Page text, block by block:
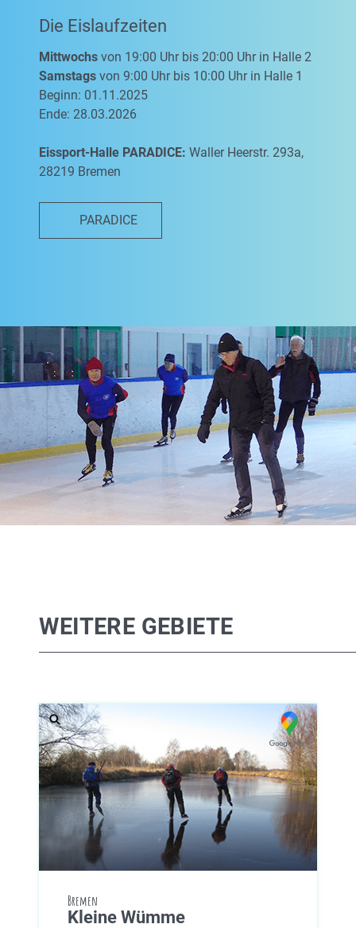
Die Eislaufzeiten
Mittwochs von 19:00 Uhr bis 20:00 Uhr in Halle 2
Samstags von 9:00 Uhr bis 10:00 Uhr in Halle 1
Beginn: 01.11.2025
Ende: 28.03.2026
Eissport-Halle PARADICE: Waller Heerstr. 293a,
28219 Bremen
PARADICE
WEITERE GEBIETE
Bremen
Kleine Wümme